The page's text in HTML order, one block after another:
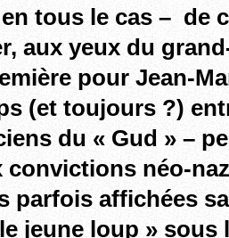
tous le cas – de
aux yeux du
pour Jean-
(et toujours ?)
du « Gud » –
convictions néo-
parfois affichées
jeune loup » sous